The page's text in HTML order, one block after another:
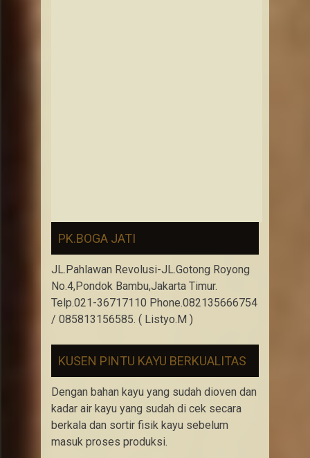
PK.BOGA JATI
JL.Pahlawan Revolusi-JL.Gotong Royong
No.4,Pondok Bambu,Jakarta Timur.
Telp.021-36717110 Phone.082135666754
/ 085813156585. ( Listyo.M )
KUSEN PINTU KAYU BERKUALITAS
Dengan bahan kayu yang sudah dioven dan
kadar air kayu yang sudah di cek secara
berkala dan sortir fisik kayu sebelum
masuk proses produksi.